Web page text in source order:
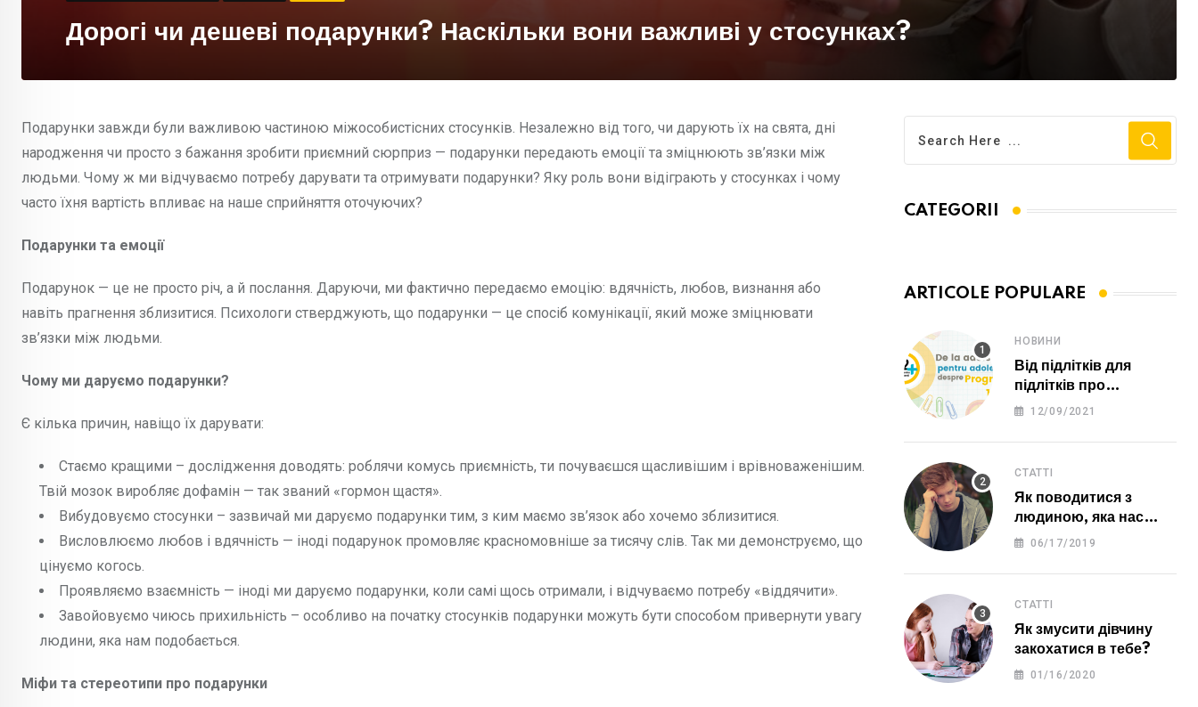
Дорогі чи дешеві подарунки? Наскільки вони важливі у стосунках?
Подарунки завжди були важливою частиною міжособистісних стосунків. Незалежно від того, чи дарують їх на свята, дні
народження чи просто з бажання зробити приємний сюрприз — подарунки передають емоції та зміцнюють зв’язки між
людьми. Чому ж ми відчуваємо потребу дарувати та отримувати подарунки? Яку роль вони відіграють у стосунках і чому
часто їхня вартість впливає на наше сприйняття оточуючих?
Подарунки та емоції
Подарунок — це не просто річ, а й послання. Даруючи, ми фактично передаємо емоцію: вдячність, любов, визнання або
навіть прагнення зблизитися. Психологи стверджують, що подарунки — це спосіб комунікації, який може зміцнювати
зв’язки між людьми.
Чому ми даруємо подарунки?
Є кілька причин, навіщо їх дарувати:
Стаємо кращими – дослідження доводять: роблячи комусь приємність, ти почуваєшся щасливішим і врівноваженішим.
Твій мозок виробляє дофамін — так званий «гормон щастя».
Вибудовуємо стосунки – зазвичай ми даруємо подарунки тим, з ким маємо зв’язок або хочемо зблизитися.
Висловлюємо любов і вдячність — іноді подарунок промовляє красномовніше за тисячу слів. Так ми демонструємо, що
цінуємо когось.
Проявляємо взаємність — іноді ми даруємо подарунки, коли самі щось отримали, і відчуваємо потребу «віддячити».
Завойовуємо чиюсь прихильність – особливо на початку стосунків подарунки можуть бути способом привернути увагу
людини, яка нам подобається.
Міфи та стереотипи про подарунки
CATEGORII
ARTICOLE POPULARE
НОВИНИ
Від підлітків для
підлітків про
програму 12 ПЛЮС
12/09/2021
СТАТТІ
Як поводитися з
людиною, яка нас
образила?
06/17/2019
СТАТТІ
Як змусити дівчину
закохатися в тебе?
01/16/2020